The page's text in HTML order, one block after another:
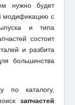
нужно будет
модификацию с
и типа
состоит
и разбита
большинства
по каталогу,
запчастей